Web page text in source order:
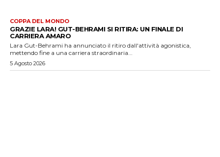
COPPA DEL MONDO
GRAZIE LARA! GUT-BEHRAMI SI RITIRA: UN FINALE DI
CARRIERA AMARO
Lara Gut-Behrami ha annunciato il ritiro dall'attività agonistica,
mettendo fine a una carriera straordinaria...
5 Agosto 2026